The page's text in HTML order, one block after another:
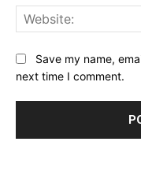
Save my name,
next time I comment.